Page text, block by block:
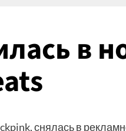
в
снялась в